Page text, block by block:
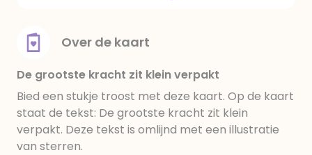
Over de kaart
De grootste kracht zit klein verpakt
Bied een stukje troost met deze kaart. Op de kaart
staat de tekst: De grootste kracht zit klein
verpakt. Deze tekst is omlijnd met een illustratie
van sterren.